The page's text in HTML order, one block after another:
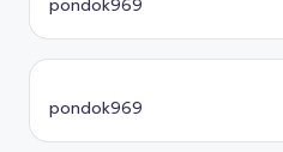
pondok969
pondok969